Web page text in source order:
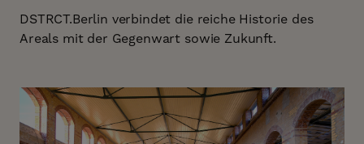
DSTRCT.Berlin verbindet die reiche Historie des
Areals mit der Gegenwart sowie Zukunft.